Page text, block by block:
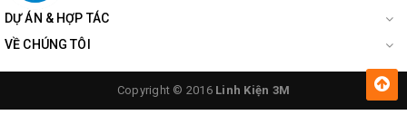
DỰ ÁN & HỢP TÁC
VỀ CHÚNG TÔI
Copyright © 2016 Linh Kiện 3M